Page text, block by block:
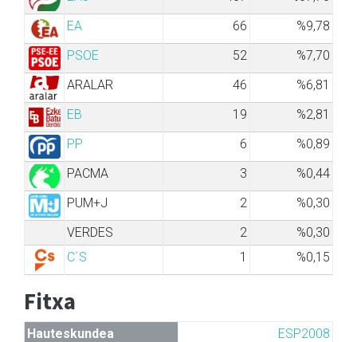
EA
66
%9,78
PSOE
52
%7,70
ARALAR
46
%6,81
EB
19
%2,81
PP
6
%0,89
PACMA
3
%0,44
PUM+J
2
%0,30
VERDES
2
%0,30
C´S
1 %0,15
Fitxa
Hauteskundea
ESP2008